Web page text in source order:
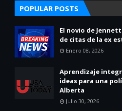
POPULAR POSTS
El novio de
de citas de la ex
Enero 08, 2026
Aprendizaje
ideas para una
Alberta
Julio 30, 2026